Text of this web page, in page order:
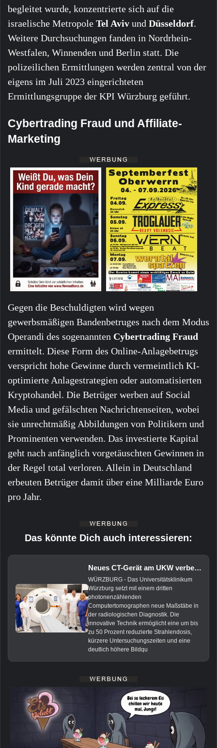
begleitet wurde, konzentrierte sich auf die
israelische Metropole Tel Aviv und Düsseldorf.
Weitere Durchsuchungen fanden in Nordrhein-
Westfalen, Winnenden und Berlin statt. Die
polizeilichen Ermittlungen werden zentral von der
eigens im Juli 2023 eingerichteten
Ermittlungsgruppe der KPI Würzburg geführt.
Cybertrading Fraud und Affiliate-
Marketing
Gegen die Beschuldigten wird wegen
gewerbsmäßigen Bandenbetruges nach dem Modus
Operandi des sogenannten Cybertrading Fraud
ermittelt. Diese Form des Online-Anlagebetrugs
verspricht hohe Gewinne durch vermeintlich KI-
optimierte Anlagestrategien oder automatisierten
Kryptohandel. Die Betrüger werben auf Social
Media und gefälschten Nachrichtenseiten, wobei
sie unrechtmäßig Abbildungen von Politikern und
Prominenten verwenden. Das investierte Kapital
geht nach anfänglich vorgetäuschten Gewinnen in
der Regel total verloren. Allein in Deutschland
erbeuten Betrüger damit über eine Milliarde Euro
pro Jahr.
Das könnte Dich auch interessieren:
Neues CT-Gerät am UKW verbessert Diagnostik und senkt Strahlenbelastung
WÜRZBURG - Das Universitätsklinikum
Würzburg setzt mit einem dritten
photonenzählenden
Computertomographen neue Maßstäbe in
der radiologischen Diagnostik. Die
innovative Technik ermöglicht eine um bis
zu 50 Prozent reduzierte Strahlendosis,
kürzere Untersuchungszeiten und eine
deutlich höhere Bildqu